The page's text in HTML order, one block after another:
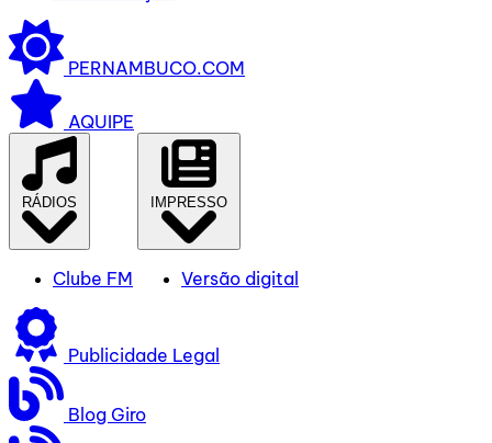
PERNAMBUCO.COM
AQUIPE
RÁDIOS
Clube FM
IMPRESSO
Versão digital
Publicidade Legal
Blog Giro